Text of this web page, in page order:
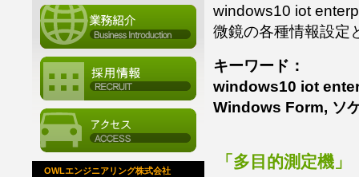
windows10 iot
微鏡の各種情報設定
キーワード：
windows10 iot
Windows Form, ソ
「多目的測定機」
OWLエンジニアリング株式会社